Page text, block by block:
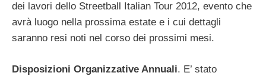
dei lavori dello Streetball Italian Tour 2012, evento che
avrà luogo nella prossima estate e i cui dettagli
saranno resi noti nel corso dei prossimi mesi.
Disposizioni Organizzative Annuali. E’ stato